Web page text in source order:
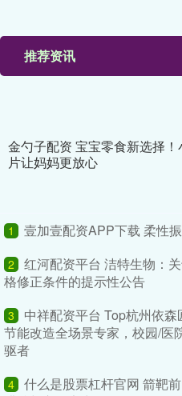
推荐资讯
金勺子配资 宝宝零食新选择
片让妈妈更放心
1 壹加壹配资APP下载 柔性
2
红河配资平台 洁特生物：
格修正条件的提示性公告
3
中祥配资平台 Top杭州依
节能改造全场景专家，校园/医
驱者
4 什么是股票杠杆官网 箭靶